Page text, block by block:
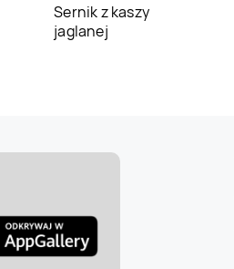
Sernik z kaszy
jaglanej